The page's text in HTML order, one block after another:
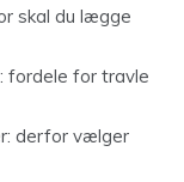
skal du lægge
fordele for travle
derfor vælger